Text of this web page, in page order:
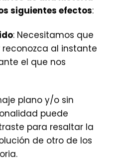
siguientes efectos:
: Necesitamos que
al instante
el que nos
plano y/o sin
puede
para resaltar la
de otro de los